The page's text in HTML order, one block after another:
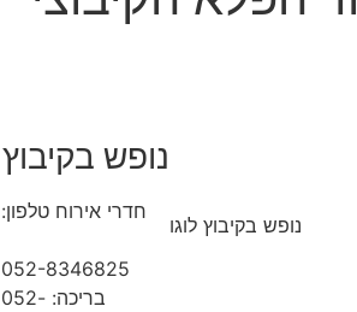
נופש בקיבוץ
חדרי אירוח טלפון:
052-8346825
בריכה: 052-